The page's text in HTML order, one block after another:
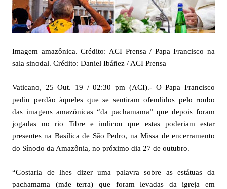
Imagem amazônica. Crédito: ACI Prensa / Papa Francisco na
sala sinodal. Crédito: Daniel Ibáñez / ACI Prensa
Vaticano, 25 Out. 19 / 02:30 pm (ACI).- O Papa Francisco
pediu perdão àqueles que se sentiram ofendidos pelo roubo
das imagens amazônicas “da pachamama” que depois foram
jogadas no rio Tibre e indicou que estas poderiam estar
presentes na Basílica de São Pedro, na Missa de encerramento
do Sínodo da Amazônia, no próximo dia 27 de outubro.
“Gostaria de lhes dizer uma palavra sobre as estátuas da
pachamama (mãe terra) que foram levadas da igreja em